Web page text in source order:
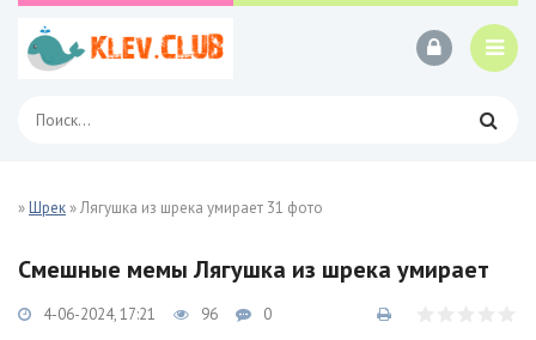
»Шрек » Лягушка из шрека умирает 31 фото
Смешные мемы Лягушка из шрека умирает
4-06-2024, 17:21 96 0